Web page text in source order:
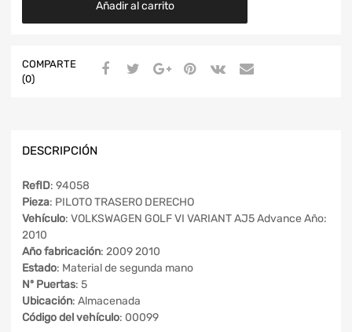
Añadir al carrito
COMPARTE
(0)
DESCRIPCIÓN
RefID: 94058
Pieza: PILOTO TRASERO DERECHO
Vehículo: VOLKSWAGEN GOLF VI VARIANT AJ5 Advance Año:
2010
Año fabricación: 2009 2010
Estado: Material de segunda mano
Nº Puertas: 5
Ubicación: Almacenada
Código del vehículo: 00099